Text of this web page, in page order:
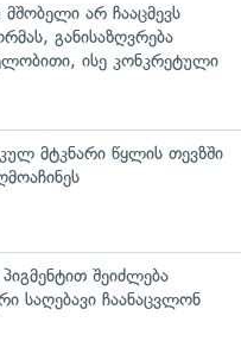
მშობელი არ ჩააცმევს
განისაზღვრება
ისე კონკრეტული
მტკნარი წყლის თევზში
შეიძლება
საღებავი ჩაანაცვლონ